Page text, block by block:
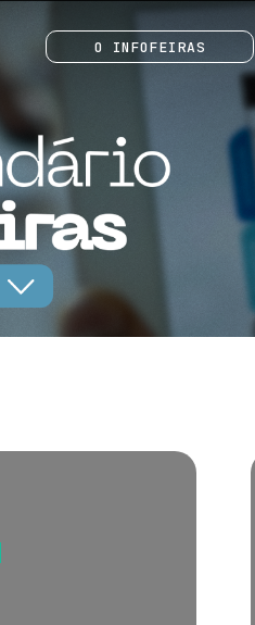
O INFOFEIRAS